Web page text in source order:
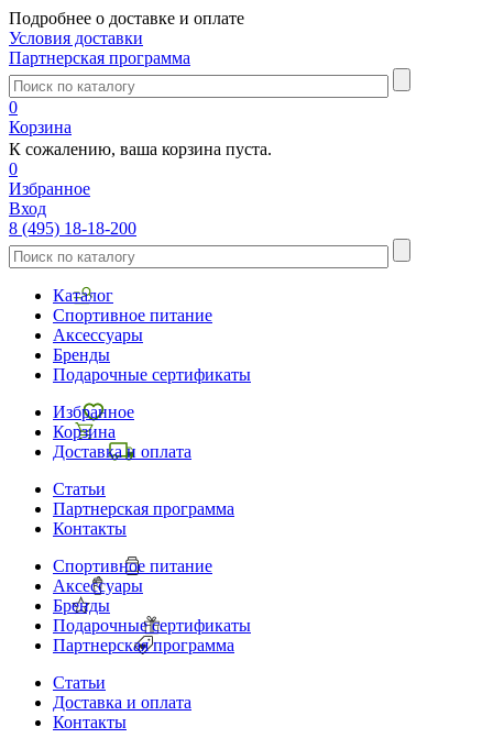
Подробнее о доставке и оплате
Условия доставки
Партнерская программа
0
Корзина
К сожалению, ваша корзина пуста.
0
Избранное
Вход
8 (495) 18-18-200
Каталог
Спортивное питание
Аксессуары
Бренды
Подарочные сертификаты
Избранное
Корзина
Доставка и оплата
Статьи
Партнерская программа
Контакты
Спортивное питание
Аксессуары
Бренды
Подарочные сертификаты
Партнерская программа
Статьи
Доставка и оплата
Контакты